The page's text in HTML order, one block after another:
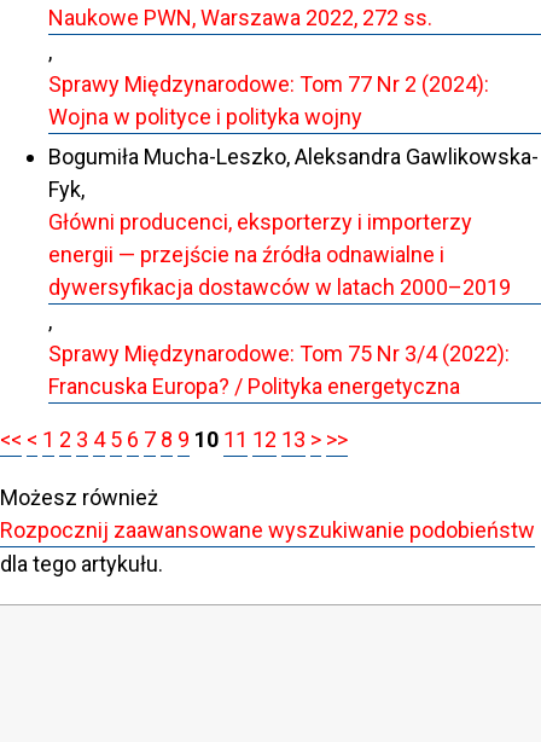
Naukowe PWN, Warszawa 2022, 272 ss.
,
Sprawy Międzynarodowe: Tom 77 Nr 2 (2024):
Wojna w polityce i polityka wojny
Bogumiła Mucha-Leszko, Aleksandra Gawlikowska-
Fyk,
Główni producenci, eksporterzy i importerzy
energii — przejście na źródła odnawialne i
dywersyfikacja dostawców w latach 2000–2019
,
Sprawy Międzynarodowe: Tom 75 Nr 3/4 (2022):
Francuska Europa? / Polityka energetyczna
<< < 1 2 3 4 5 6 7 8 9 10 11 12 13 > >>
Możesz również
Rozpocznij zaawansowane wyszukiwanie podobieństw
dla tego artykułu.